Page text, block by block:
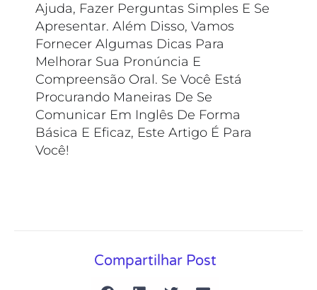
Ajuda, Fazer Perguntas Simples E Se
Apresentar. Além Disso, Vamos
Fornecer Algumas Dicas Para
Melhorar Sua Pronúncia E
Compreensão Oral. Se Você Está
Procurando Maneiras De Se
Comunicar Em Inglês De Forma
Básica E Eficaz, Este Artigo É Para
Você!
Compartilhar Post